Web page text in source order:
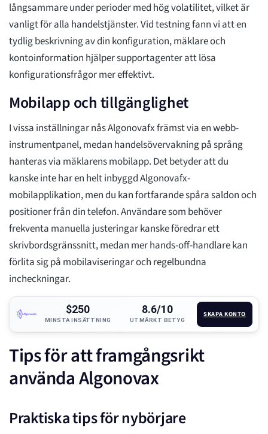
långsammare under perioder med hög volatilitet, vilket är
vanligt för alla handelstjänster. Vid testning fann vi att en
tydlig beskrivning av din konfiguration, mäklare och
kontoinformation hjälper supportagenter att lösa
konfigurationsfrågor mer effektivt.
Mobilapp och tillgänglighet
I vissa inställningar nås Algonovafx främst via en webb-
instrumentpanel, medan handelsövervakning på språng
hanteras via mäklarens mobilapp. Det betyder att du
kanske inte har en helt inbyggd Algonovafx-
mobilapplikation, men du kan fortfarande spåra saldon och
positioner från din telefon. Användare som behöver
frekventa manuella justeringar kanske föredrar ett
skrivbordsgränssnitt, medan mer hands-off-handlare kan
förlita sig på mobilaviseringar och regelbundna
incheckningar.
$250
MINSTA INSÄTTNING
8.6/10
UTMÄRKT BETYG
SKAPA KONTO
Tips för att framgångsrikt
använda Algonovax
Praktiska tips för nybörjare